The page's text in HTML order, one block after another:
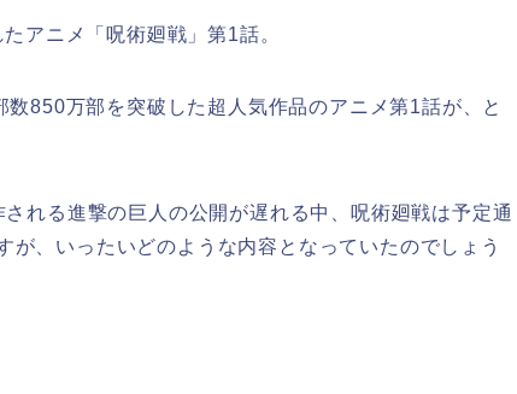
アニメ「呪術廻戦」第1話。
850万部を突破した超人気作品のアニメ第1話が、と
れる進撃の巨人の公開が遅れる中、呪術廻戦は予定通
が、いったいどのような内容となっていたのでしょう